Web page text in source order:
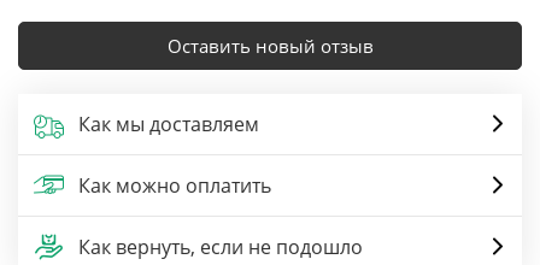
Оставить новый отзыв
Как мы доставляем
Как можно оплатить
Как вернуть, если не подошло